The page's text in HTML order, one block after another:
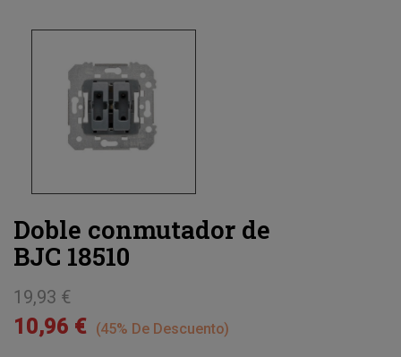
Doble conmutador de
BJC 18510
19,93 €
10,96 € 45% De Descuento